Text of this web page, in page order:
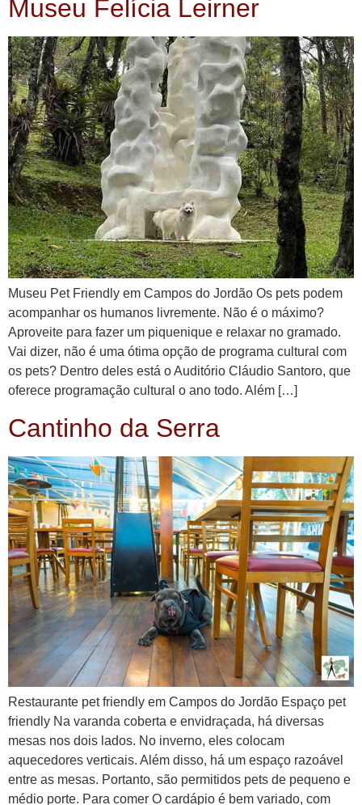
Museu Felícia Leirner
Museu Pet Friendly em Campos do Jordão Os pets podem
acompanhar os humanos livremente. Não é o máximo?
Aproveite para fazer um piquenique e relaxar no gramado.
Vai dizer, não é uma ótima opção de programa cultural com
os pets? Dentro deles está o Auditório Cláudio Santoro, que
oferece programação cultural o ano todo. Além […]
Cantinho da Serra
Restaurante pet friendly em Campos do Jordão Espaço pet
friendly Na varanda coberta e envidraçada, há diversas
mesas nos dois lados. No inverno, eles colocam
aquecedores verticais. Além disso, há um espaço razoável
entre as mesas. Portanto, são permitidos pets de pequeno e
médio porte. Para comer O cardápio é bem variado, com